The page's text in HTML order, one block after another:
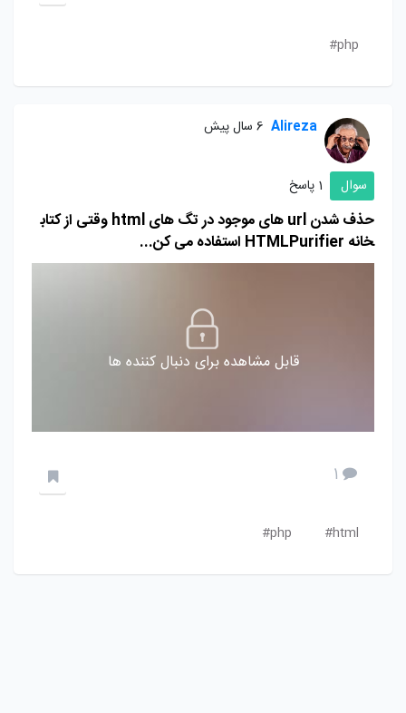
php#
Alireza 6 سال پیش
سوال 1 پاسخ
حذف شدن url های موجود در تگ های html وقتی از کتاب
خانه HTMLPurifier استفاده می کن...
قابل مشاهده برای دنبال کننده ها
1
html#
php#